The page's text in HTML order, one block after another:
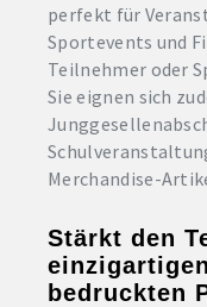
perfekt für
Sportevents und
Teilnehmer oder
Sie eignen sich
Merchandise-
Stärkt den
bedruckten